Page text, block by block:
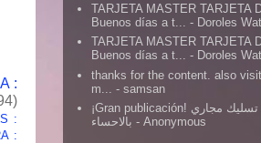
:
:
:
TARJETA MASTER TARJETA
Buenos días a t...
- Doroles
TARJETA MASTER TARJETA
Buenos días a t... - Doroles
thanks for the content. also
m...
- samsan
¡Gran publicación! شركة تسليك مجاري
بالاحساء - Anonymous